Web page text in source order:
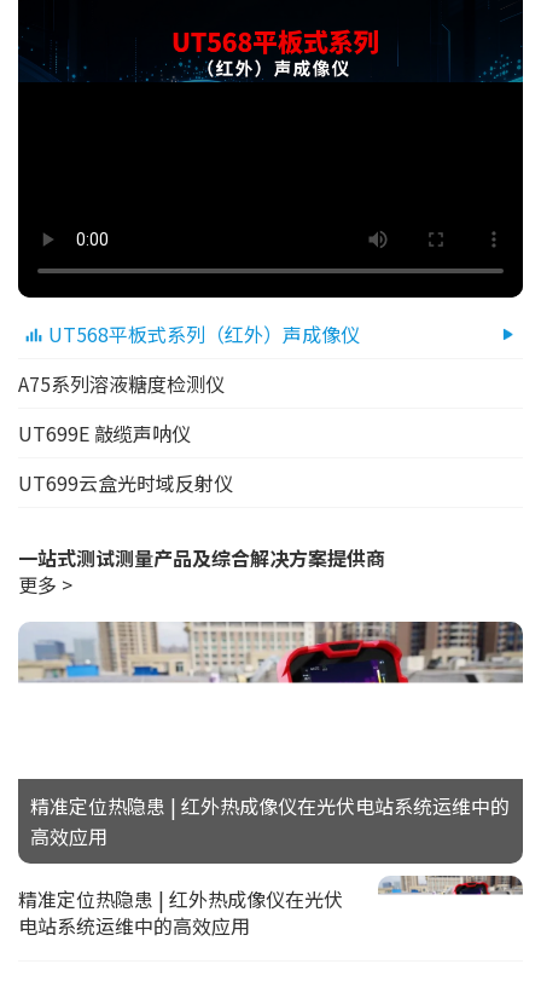
UT568平板式系列（红外）声成像仪
A75系列溶液糖度检测仪
UT699E 敲缆声呐仪
UT699云盒光时域反射仪
一站式测试测量产品及综合解决方案提供商
更多 >
精准定位热隐患 | 红外热成像仪在光伏电站系统运维中的
高效应用
精准定位热隐患 | 红外热成像仪在光伏
电站系统运维中的高效应用